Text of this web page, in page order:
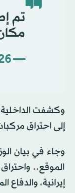
تم
— Ministry of Interior (@moi_bahrain)
وكشفت الداخلية
إلى احتراق
الموقع..
إيرانية، والدفاع